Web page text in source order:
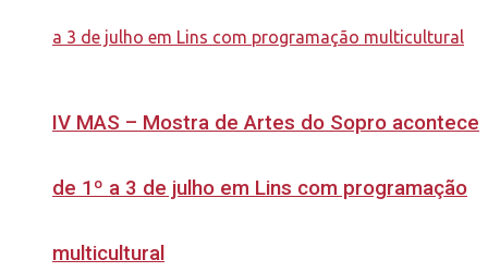
IV MAS – Mostra de Artes do Sopro acontece
de 1º a 3 de julho em Lins com programação
multicultural